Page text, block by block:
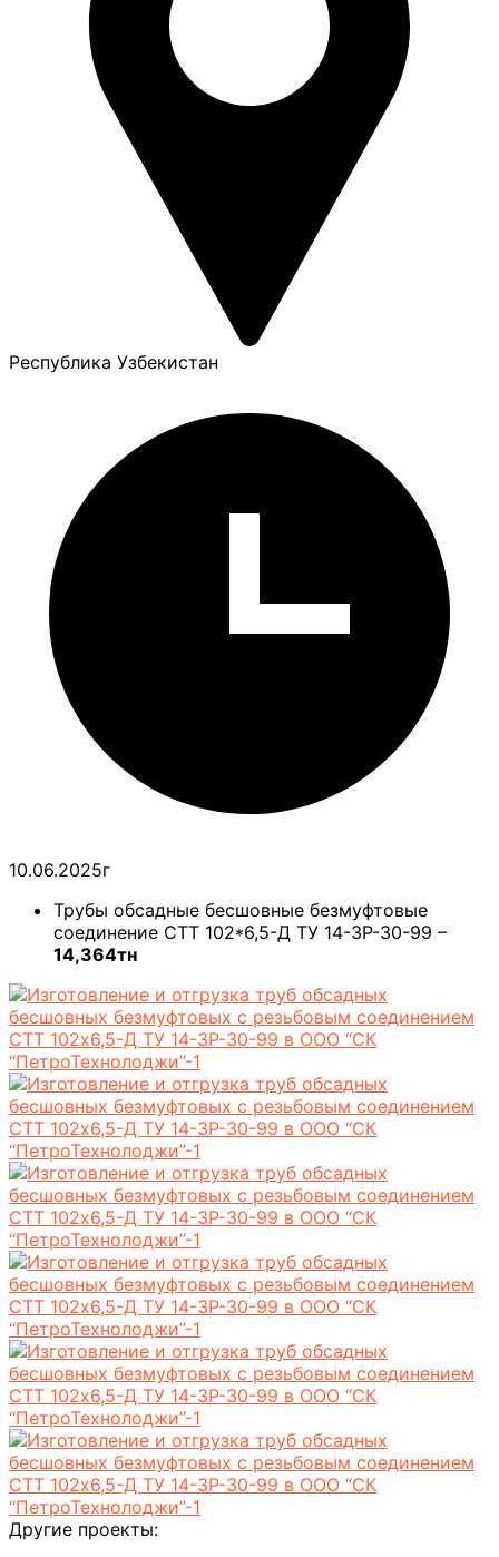
Республика Узбекистан
10.06.2025г
Трубы обсадные бесшовные безмуфтовые
соединение СТТ 102*6,5-Д ТУ 14-3Р-30-99 –
14,364тн
Другие проекты: